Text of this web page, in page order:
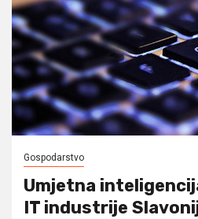
Gospodarstvo
Umjetna
IT industrije